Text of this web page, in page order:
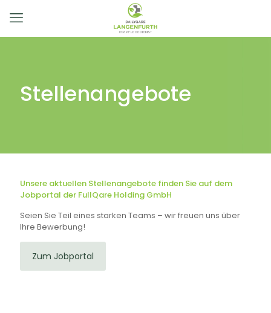
Stellenangebote
Unsere aktuellen Stellenangebote finden Sie auf dem
Jobportal der FullQare Holding GmbH
Seien Sie Teil eines starken Teams – wir freuen uns über
Ihre Bewerbung!
Zum Jobportal